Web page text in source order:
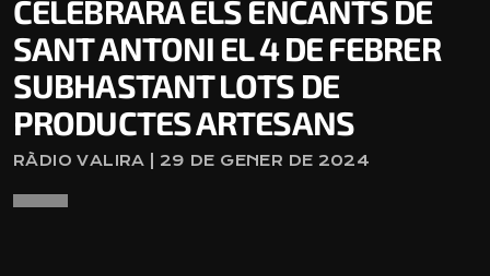
CELEBRARÀ ELS ENCANTS DE
SANT ANTONI EL 4 DE FEBRER
SUBHASTANT LOTS DE
PRODUCTES ARTESANS
RÀDIO VALIRA | 29 DE GENER DE 2024